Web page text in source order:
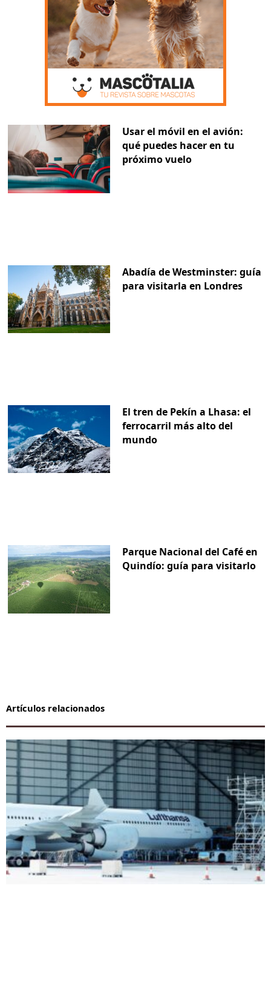
Usar el móvil en el avión:
qué puedes hacer en tu
próximo vuelo
Abadía de Westminster: guía
para visitarla en Londres
El tren de Pekín a Lhasa: el
ferrocarril más alto del
mundo
Parque Nacional del Café en
Quindío: guía para visitarlo
Artículos relacionados